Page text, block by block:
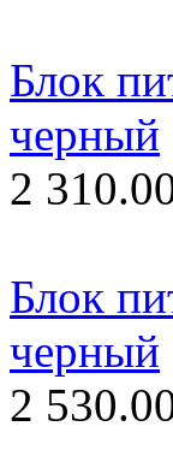
Блок
черный
2
Блок
черный
2